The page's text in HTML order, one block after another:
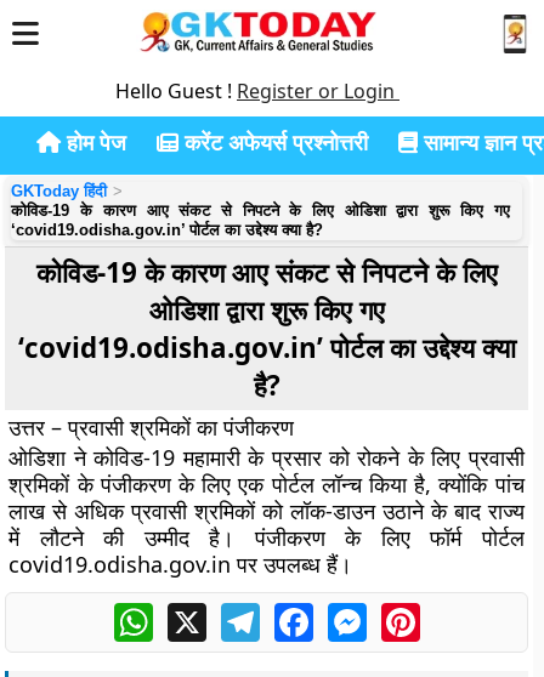
Hello Guest ! Register or Login
होम पेज करेंट अफेयर्स प्रश्नोत्तरी सामान्य ज्ञान
GKToday हिंदी
कोविड-19 के कारण आए संकट से निपटने के लिए ओडिशा द्वारा शुरू किए गए
‘covid19.odisha.gov.in’ पोर्टल का उद्देश्य क्या है?
कोविड-19 के कारण आए संकट से निपटने के लिए
ओडिशा द्वारा शुरू किए गए
‘covid19.odisha.gov.in’ पोर्टल का उद्देश्य क्या
है?
उत्तर – प्रवासी श्रमिकों का पंजीकरण
ओडिशा ने कोविड-19 महामारी के प्रसार को रोकने के लिए प्रवासी
श्रमिकों के पंजीकरण के लिए एक पोर्टल लॉन्च किया है, क्योंकि पांच
लाख से अधिक प्रवासी श्रमिकों को लॉक-डाउन उठाने के बाद राज्य
में लौटने की उम्मीद है। पंजीकरण के लिए फॉर्म पोर्टल
covid19.odisha.gov.in पर उपलब्ध हैं।
WhatsApp
X TelegramFacebookMessengerPinterest